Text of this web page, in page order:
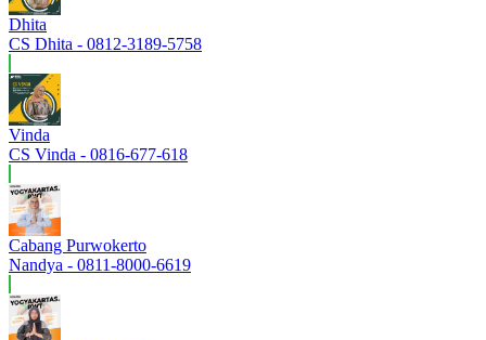
Dhita
CS Dhita - 0812-3189-5758
Vinda
CS Vinda - 0816-677-618
Cabang Purwokerto
Nandya - 0811-8000-6619